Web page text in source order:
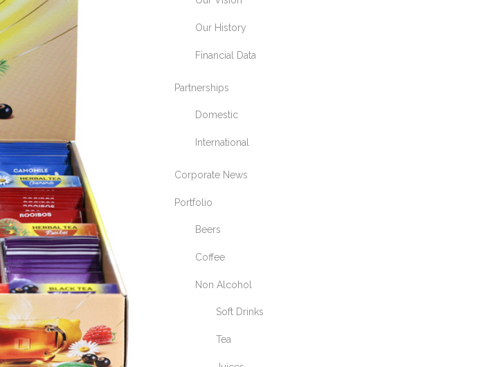
Our History
Financial Data
Partnerships
Domestic
International
Corporate News
Portfolio
Beers
Coffee
Non Alcohol
Soft Drinks
Tea